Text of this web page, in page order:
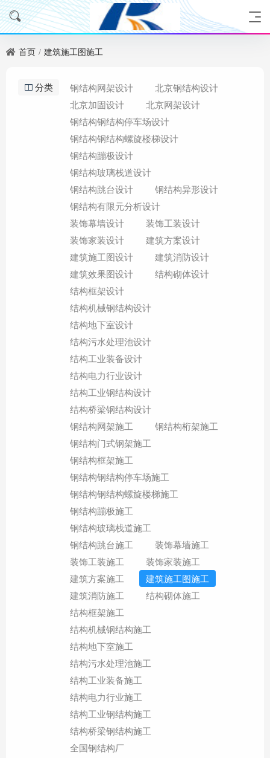
首页 建筑施工图施工
分类 钢结构网架设计
北京钢结构设计
北京加固设计
北京网架设计
钢结构钢结构停车场设计
钢结构钢结构螺旋楼梯设计
钢结构蹦极设计
钢结构玻璃栈道设计
钢结构跳台设计
钢结构异形设计
钢结构有限元分析设计
装饰幕墙设计
装饰工装设计
装饰家装设计
建筑方案设计
建筑施工图设计
建筑消防设计
建筑效果图设计
结构砌体设计
结构框架设计
结构机械钢结构设计
结构地下室设计
结构污水处理池设计
结构工业装备设计
结构电力行业设计
结构工业钢结构设计
结构桥梁钢结构设计
钢结构网架施工
钢结构桁架施工
钢结构门式钢架施工
钢结构框架施工
钢结构钢结构停车场施工
钢结构钢结构螺旋楼梯施工
钢结构蹦极施工
钢结构玻璃栈道施工
钢结构跳台施工
装饰幕墙施工
装饰工装施工
装饰家装施工
建筑方案施工
建筑施工图施工
建筑消防施工
结构砌体施工
结构框架施工
结构机械钢结构施工
结构地下室施工
结构污水处理池施工
结构工业装备施工
结构电力行业施工
结构工业钢结构施工
结构桥梁钢结构施工
全国钢结构厂